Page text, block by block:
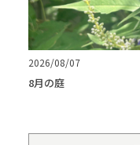
2026/08/07
8月の庭